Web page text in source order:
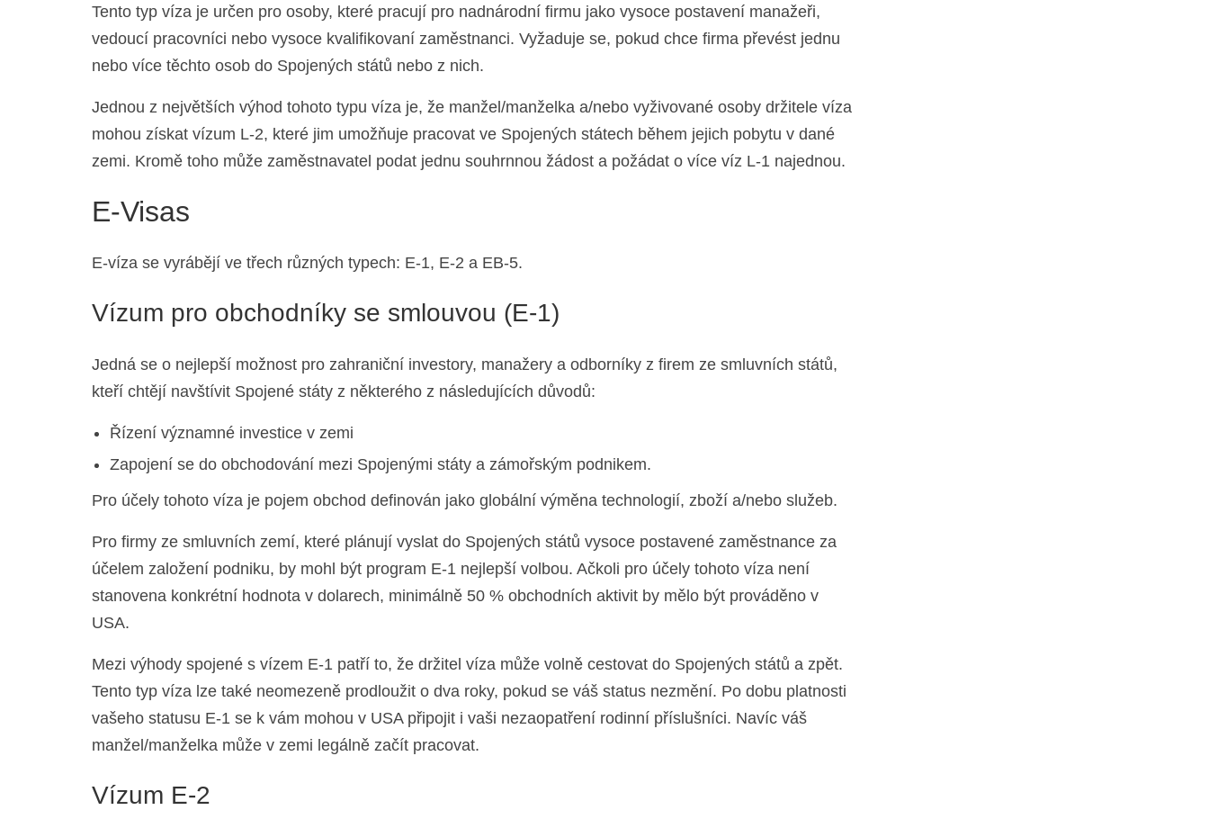
Tento typ víza je určen pro osoby, které pracují pro nadnárodní firmu jako vysoce postavení manažeři,
vedoucí pracovníci nebo vysoce kvalifikovaní zaměstnanci. Vyžaduje se, pokud chce firma převést jednu
nebo více těchto osob do Spojených států nebo z nich.
Jednou z největších výhod tohoto typu víza je, že manžel/manželka a/nebo vyživované osoby držitele víza
mohou získat vízum L-2, které jim umožňuje pracovat ve Spojených státech během jejich pobytu v dané
zemi. Kromě toho může zaměstnavatel podat jednu souhrnnou žádost a požádat o více víz L-1 najednou.
E-Visas
E-víza se vyrábějí ve třech různých typech: E-1, E-2 a EB-5.
Vízum pro obchodníky se smlouvou (E-1)
Jedná se o nejlepší možnost pro zahraniční investory, manažery a odborníky z firem ze smluvních států,
kteří chtějí navštívit Spojené státy z některého z následujících důvodů:
Řízení významné investice v zemi
Zapojení se do obchodování mezi Spojenými státy a zámořským podnikem.
Pro účely tohoto víza je pojem obchod definován jako globální výměna technologií, zboží a/nebo služeb.
Pro firmy ze smluvních zemí, které plánují vyslat do Spojených států vysoce postavené zaměstnance za
účelem založení podniku, by mohl být program E-1 nejlepší volbou. Ačkoli pro účely tohoto víza není
stanovena konkrétní hodnota v dolarech, minimálně 50 % obchodních aktivit by mělo být prováděno v
USA.
Mezi výhody spojené s vízem E-1 patří to, že držitel víza může volně cestovat do Spojených států a zpět.
Tento typ víza lze také neomezeně prodloužit o dva roky, pokud se váš status nezmění. Po dobu platnosti
vašeho statusu E-1 se k vám mohou v USA připojit i vaši nezaopatření rodinní příslušníci. Navíc váš
manžel/manželka může v zemi legálně začít pracovat.
Vízum E-2